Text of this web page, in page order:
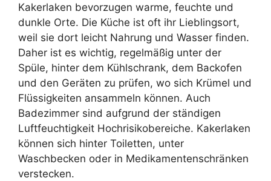
Kakerlaken bevorzugen warme, feuchte und
dunkle Orte. Die Küche ist oft ihr Lieblingsort,
weil sie dort leicht Nahrung und Wasser finden.
Daher ist es wichtig, regelmäßig unter der
Spüle, hinter dem Kühlschrank, dem Backofen
und den Geräten zu prüfen, wo sich Krümel und
Flüssigkeiten ansammeln können. Auch
Badezimmer sind aufgrund der ständigen
Luftfeuchtigkeit Hochrisikobereiche. Kakerlaken
können sich hinter Toiletten, unter
Waschbecken oder in Medikamentenschränken
verstecken.